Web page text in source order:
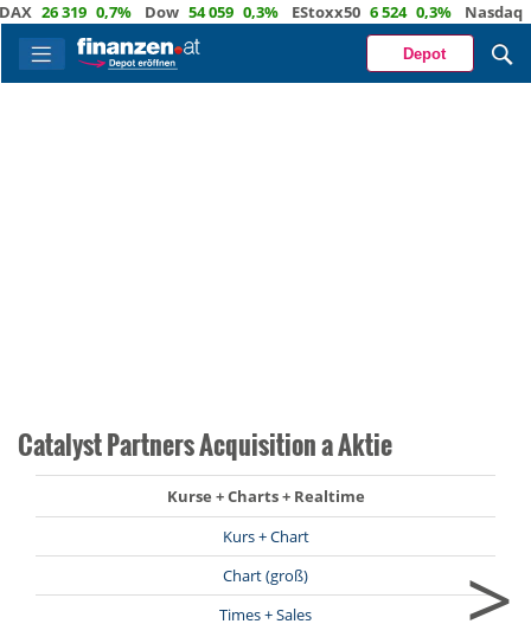
26 319 0,7% Dow 54 059 0,3% EStoxx50 6 524 0,3% Nasdaq 29
Depot
Catalyst Partners Acquisition a Aktie
Kurse + Charts + Realtime
Kurs + Chart
Chart (groß)
Times + Sales
>